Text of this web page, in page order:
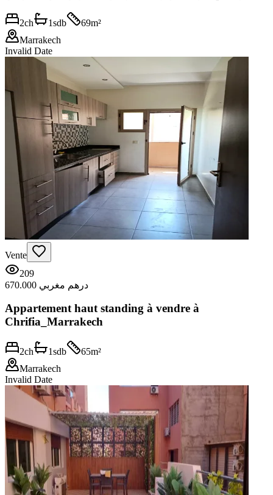
2ch 1sdb 69m²
Marrakech
Invalid Date
Vente
209
670.000 درهم مغربي
Appartement haut standing à vendre à
Chrifia_Marrakech
2ch 1sdb 65m²
Marrakech
Invalid Date